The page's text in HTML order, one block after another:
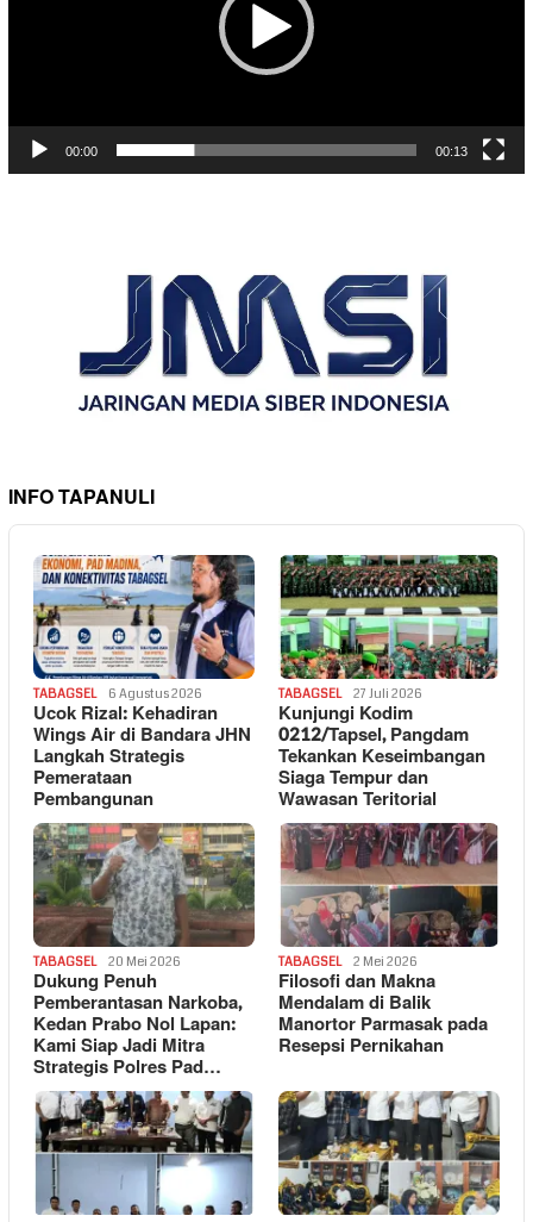
00:00 00:13
INFO TAPANULI
TABAGSEL 6 Agustus 2026
Ucok Rizal: Kehadiran
Wings Air di Bandara JHN
Langkah Strategis
Pemerataan
Pembangunan
TABAGSEL 27 Juli 2026
Kunjungi Kodim
0212/Tapsel, Pangdam
Tekankan Keseimbangan
Siaga Tempur dan
Wawasan Teritorial
TABAGSEL 20 Mei 2026
Dukung Penuh
Pemberantasan Narkoba,
Kedan Prabo Nol Lapan:
Kami Siap Jadi Mitra
Strategis Polres Pad…
TABAGSEL 2 Mei 2026
Filosofi dan Makna
Mendalam di Balik
Manortor Parmasak pada
Resepsi Pernikahan